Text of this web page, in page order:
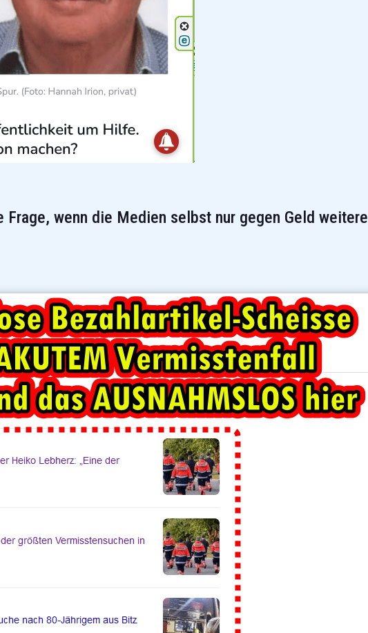
Frage, wenn die Medien selbst nur gegen Geld weitere